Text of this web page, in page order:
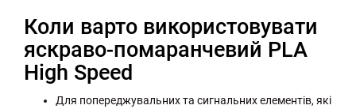
Коли варто використовувати
яскраво-помаранчевий PLA
High Speed
Для попереджувальних та сигнальних елементів, які